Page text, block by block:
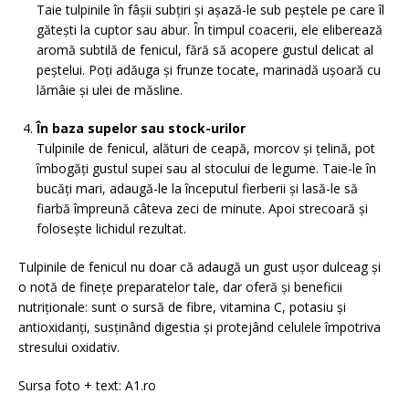
Taie tulpinile în fâșii subțiri și așază-le sub peștele pe care îl
gătești la cuptor sau abur. În timpul coacerii, ele eliberează
aromă subtilă de fenicul, fără să acopere gustul delicat al
peștelui. Poți adăuga și frunze tocate, marinadă ușoară cu
lămâie și ulei de măsline.
În baza supelor sau stock-urilor
Tulpinile de fenicul, alături de ceapă, morcov și țelină, pot
îmbogăți gustul supei sau al stocului de legume. Taie-le în
bucăți mari, adaugă-le la începutul fierberii și lasă-le să
fiarbă împreună câteva zeci de minute. Apoi strecoară și
folosește lichidul rezultat.
Tulpinile de fenicul nu doar că adaugă un gust ușor dulceag și
o notă de finețe preparatelor tale, dar oferă și beneficii
nutriționale: sunt o sursă de fibre, vitamina C, potasiu și
antioxidanți, susținând digestia și protejând celulele împotriva
stresului oxidativ.
Sursa foto + text: A1.ro